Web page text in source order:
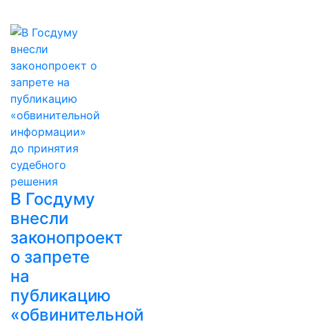
В Госдуму
внесли
законопроект
о запрете
на
публикацию
«обвинительной